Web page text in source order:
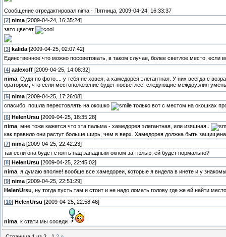
Сообщение отредактировал nima - Пятница, 2009-04-24, 16:33:37
[2] nima [2009-04-24, 16:35:24]
зато цветет
[3] kalida [2009-04-25, 02:07:42]
Единственное что можно посоветовать, в таком случае, более светлое место, если
[4] aalexoff [2009-04-25, 14:08:32]
nima , Судя по фото.... у тебя не ховея, а хамедорея элегантная. У них всегда с
оратором, что если местоположение будет посветлее, следующие междоузлия
[5] nima [2009-04-25, 17:26:08]
спасибо, пошла перестовлять на окошко
только вот с местом на окошках
[6] HelenUrsu [2009-04-25, 18:35:28]
nima, мне тоже кажется что эта пальма - хамедорея элегантная, или изящная..
как правило они растут больше ширь, чем в верх. Хамедорея должна быть
[7] nima [2009-04-25, 22:42:23]
так если она будет стоять над западным окном за тюлью, ей будет нормально?
[8] HelenUrsu [2009-04-25, 22:45:02]
nima , я думаю вполне! вообще все хамедореи, которые я видела в инете и у
[9] nima [2009-04-25, 22:51:29]
HelenUrsu, ну тогда пусть там и стоит и не надо ломать голову где же ей найти
[10] HelenUrsu [2009-04-25, 22:58:46]
nima , к стати мы соседи